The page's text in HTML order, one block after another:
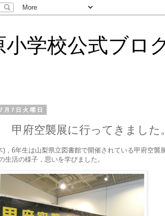
小学校公式ブロ
月7日火曜日
甲府空襲展に行ってきました。
)，6年生は山梨県立図書館で開催されている甲府空
生活の様子，思いを学びました。